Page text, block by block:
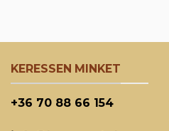
KERESSEN MINKET
+36 70 88 66 154